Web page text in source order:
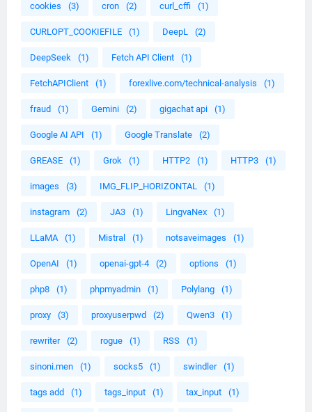
cookies (3) cron (2) curl_cffi (1)
CURLOPT_COOKIEFILE (1) DeepL (2)
DeepSeek (1) Fetch API Client (1)
FetchAPIClient (1) forexlive.com/technical-analysis (1)
fraud (1) Gemini (2) gigachat api (1)
Google AI API (1) Google Translate (2)
GREASE (1) Grok (1) HTTP2 (1) HTTP3 (1)
images (3) IMG_FLIP_HORIZONTAL (1)
instagram (2) JA3 (1) LingvaNex (1)
LLaMA (1) Mistral (1) notsaveimages (1)
OpenAI (1) openai-gpt-4 (2) options (1)
php8 (1) phpmyadmin (1) Polylang (1)
proxy (3) proxyuserpwd (2) Qwen3 (1)
rewriter (2) rogue (1) RSS (1)
sinoni.men (1) socks5 (1) swindler (1)
tags add (1) tags_input (1) tax_input (1)